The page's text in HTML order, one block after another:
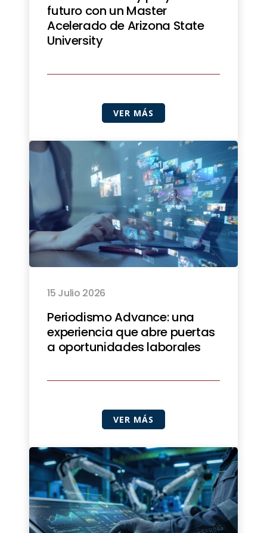
futuro con un Master
Acelerado de Arizona State
University
VER MÁS
15 Julio 2026
Periodismo Advance: una
experiencia que abre puertas
a oportunidades laborales
VER MÁS